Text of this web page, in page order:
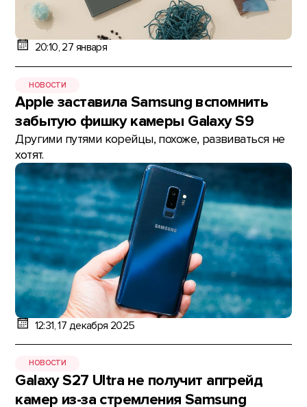
20:10, 27 января
НОВОСТИ
Apple заставила Samsung вспомнить
забытую фишку камеры Galaxy S9
Другими путями корейцы, похоже, развиваться не
хотят.
12:31, 17 декабря 2025
НОВОСТИ
Galaxy S27 Ultra не получит апгрейд
камер из-за стремления Samsung